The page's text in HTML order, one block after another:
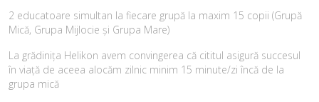
2 educatoare simultan la fiecare grupă la maxim 15 copii (Grupă
Mică, Grupa Mijlocie și Grupa Mare)
La grădinița Helikon avem convingerea că cititul asigură succesul
în viață de aceea alocăm zilnic minim 15 minute/zi încă de la
grupa mică